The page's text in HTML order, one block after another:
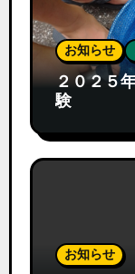
お知らせ
２０２５
験
お知らせ